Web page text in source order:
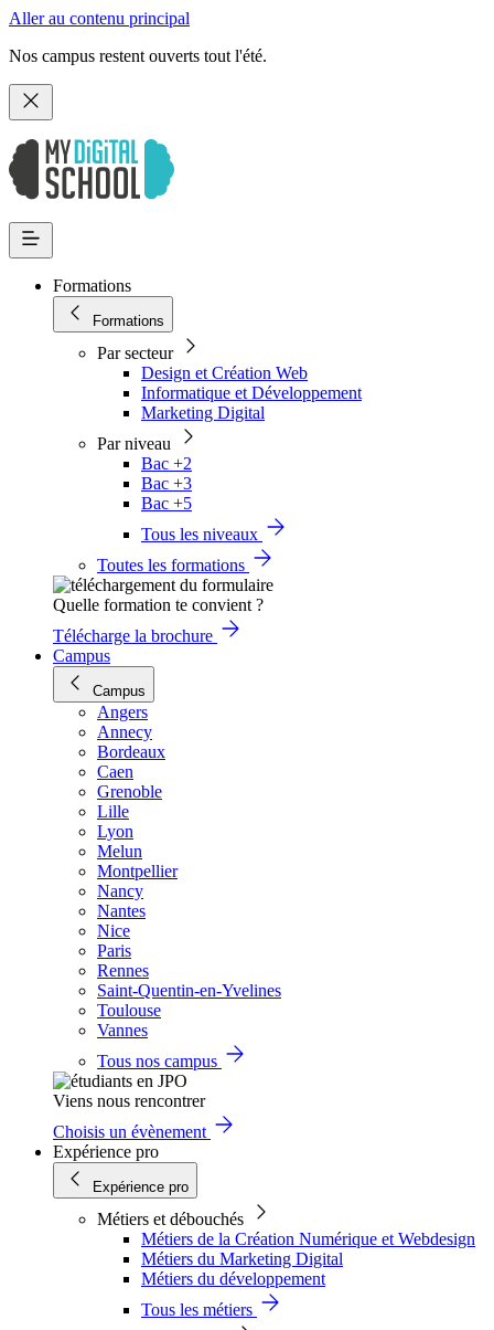
Aller au contenu principal
Nos campus restent ouverts tout l'été.
Formations
Formations
Par secteur
Design et Création Web
Informatique et Développement
Marketing Digital
Par niveau
Bac +2
Bac +3
Bac +5
Tous les niveaux
Toutes les formations
Quelle formation te convient ?
Télécharge la brochure
Campus
Campus
Angers
Annecy
Bordeaux
Caen
Grenoble
Lille
Lyon
Melun
Montpellier
Nancy
Nantes
Nice
Paris
Rennes
Saint-Quentin-en-Yvelines
Toulouse
Vannes
Tous nos campus
Viens nous rencontrer
Choisis un évènement
Expérience pro
Expérience pro
Métiers et débouchés
Métiers de la Création Numérique et Webdesign
Métiers du Marketing Digital
Métiers du développement
Tous les métiers